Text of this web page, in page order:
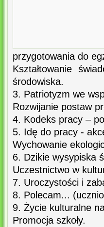
przygotowania do
Kształtowanie
środowiska.
3. Patriotyzm we
Rozwijanie postaw
4. Kodeks pracy –
5. Idę do pracy -
Wychowanie
6. Dzikie wysypiska
Uczestnictwo w
7. Uroczystości i
8. Polecam...
9. Życie kulturalne
Promocja szkoły.